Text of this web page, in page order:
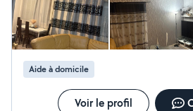
travaille avec sérieux, mais
vibe positive qui change tout . Avec
mesure je m'applique, je respecte
laisse tout impeccable Si tu veut quelqu'un de
compétent, discret, ponctuel et qui
je suis disponible N'hésitez pas à me contacter, je
répond vite et je m'adapte à tes
Aide à domicile
Voir le profil